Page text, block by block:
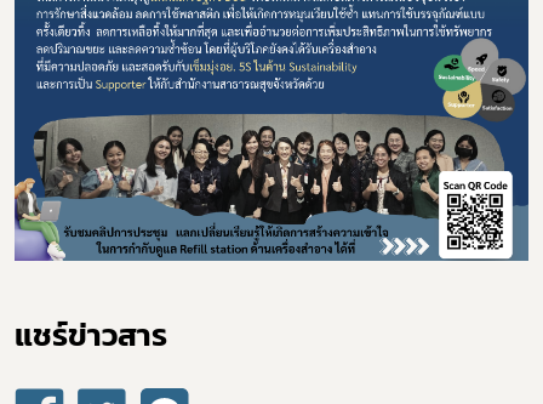
แชร์ข่าวสาร​
Subscribe
เลือกหัวข้อที่ท่านต้องการ Subscribe
กฎหมาย